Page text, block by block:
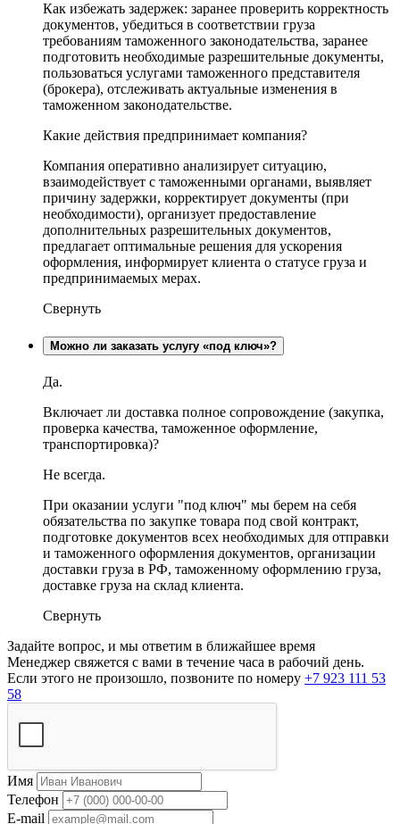
Как избежать задержек: заранее проверить корректность
документов, убедиться в соответствии груза
требованиям таможенного законодательства, заранее
подготовить необходимые разрешительные документы,
пользоваться услугами таможенного представителя
(брокера), отслеживать актуальные изменения в
таможенном законодательстве.
Какие действия предпринимает компания?
Компания оперативно анализирует ситуацию,
взаимодействует с таможенными органами, выявляет
причину задержки, корректирует документы (при
необходимости), организует предоставление
дополнительных разрешительных документов,
предлагает оптимальные решения для ускорения
оформления, информирует клиента о статусе груза и
предпринимаемых мерах.
Свернуть
Можно ли заказать услугу «под ключ»?
Да.
Включает ли доставка полное сопровождение (закупка,
проверка качества, таможенное оформление,
транспортировка)?
Не всегда.
При оказании услуги "под ключ" мы берем на себя
обязательства по закупке товара под свой контракт,
подготовке документов всех необходимых для отправки
и таможенного оформления документов, организации
доставки груза в РФ, таможенному оформлению груза,
доставке груза на склад клиента.
Свернуть
Задайте вопрос, и мы ответим в ближайшее время
Менеджер свяжется с вами в течение часа в рабочий день.
Если этого не произошло, позвоните по номеру +7 923 111 53
58
Имя
Телефон
E-mail